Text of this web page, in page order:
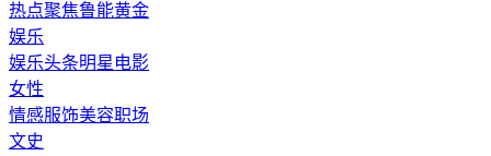
热点聚焦鲁能黄金
娱乐
娱乐头条明星 电影
女性
情感服饰美容职场
文史